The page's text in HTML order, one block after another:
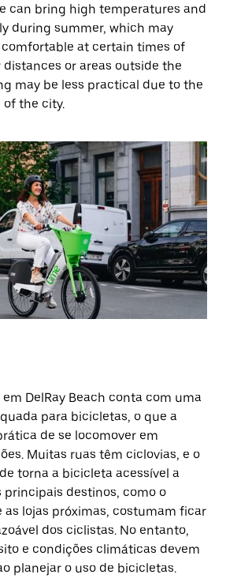
can bring high temperatures and
during summer, which may
comfortable at certain times of
distances or areas outside the
may be less practical due to the
the city.
DelRay Beach conta com uma
para bicicletas, o que a
de se locomover em
Muitas ruas têm ciclovias, e o
torna a bicicleta acessível a
principais destinos, como o
as lojas próximas, costumam ficar
dos ciclistas. No entanto,
e condições climáticas devem
planejar o uso de bicicletas.